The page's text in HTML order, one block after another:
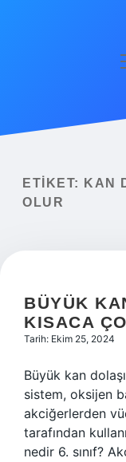
Yasal Uyarı
ETIKET:
KAN
OLUR
BÜYÜK
KISACA
Tarih: Ekim 25, 2024
Büyük kan
sistem, oksijen
akciğerlerden
tarafından
nedir 6. sınıf?